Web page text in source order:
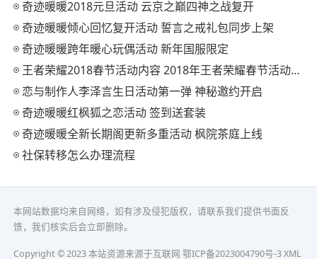
奇迹暖暖2018元旦活动 云京之巅四神之战复开
奇迹暖暖倾心回忆复开活动 誓言之戒礼包同步上架
奇迹暖暖跨年暖心玩偶活动 新年国服限定
王者荣耀2018春节活动内容 2018年王者荣耀春节活动大全
恋与制作人李泽言生日活动第一弹 神秘邀约开启
奇迹暖暖红枫狐之恋活动 签到送套装
奇迹暖暖全新长期阁更新多重活动 枫院茶庭上线
社保转移怎么办理流程
本网站数据均来自网络，如有涉及侵犯版权，请联系我们提供书面反
馈，我们核实后会立即删除。
Copyright © 2023 本站资源来源于互联网 鄂ICP备2023004790号-3XML